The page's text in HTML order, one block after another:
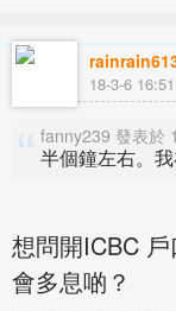
18-3-6 16:51
fanny239 發表於
半個鐘左右。我
想問開ICBC
會多息啲？